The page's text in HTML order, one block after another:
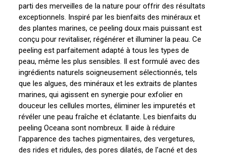
parti des merveilles de la nature pour offrir des résultats
exceptionnels. Inspiré par les bienfaits des minéraux et
des plantes marines, ce peeling doux mais puissant est
conçu pour revitaliser, régénérer et illuminer la peau. Ce
peeling est parfaitement adapté à tous les types de
peau, même les plus sensibles. Il est formulé avec des
ingrédients naturels soigneusement sélectionnés, tels
que les algues, des minéraux et les extraits de plantes
marines, qui agissent en synergie pour exfolier en
douceur les cellules mortes, éliminer les impuretés et
révéler une peau fraîche et éclatante. Les bienfaits du
peeling Oceana sont nombreux. Il aide à réduire
l'apparence des taches pigmentaires, des vergetures,
des rides et ridules, des pores dilatés, de l'acné et des